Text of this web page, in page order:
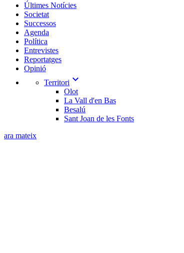
Últimes Notícies
Societat
Successos
Agenda
Política
Entrevistes
Reportatges
Opinió
Territori expand_more
Olot
La Vall d'en Bas
Besalú
Sant Joan de les Fonts
ara mateix